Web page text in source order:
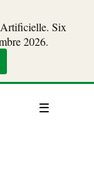
Six
2026.